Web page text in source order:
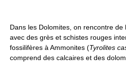
Dans les Dolomites, on rencontre de
avec des grès et schistes rouges
fossilifères à Ammonites (Tyrolites
comprend des calcaires et des